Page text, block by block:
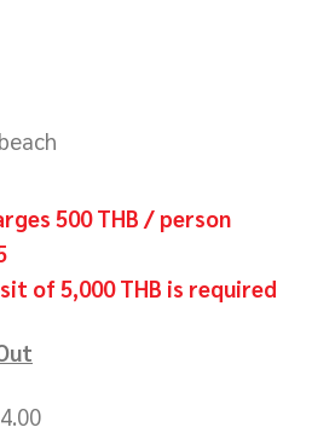
500 THB / person
of 5,000 THB is required